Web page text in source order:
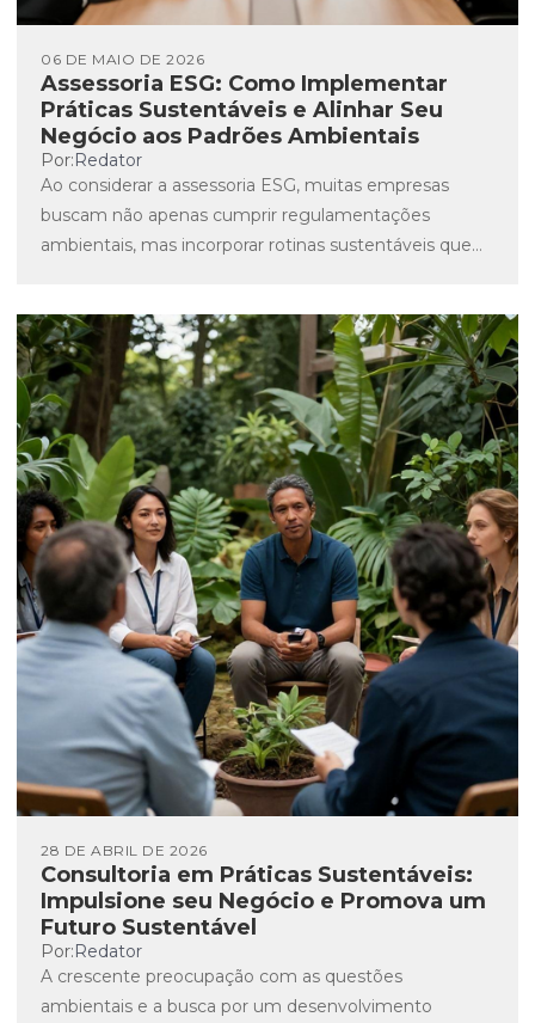
Assessoria ESG: Como Implementar
Práticas Sustentáveis e Alinhar Seu
Negócio aos Padrões Ambientais
06 DE MAIO DE 2026
Por:Redator
Ao considerar a assessoria ESG, muitas empresas
buscam não apenas cumprir regulamentações
ambientais, mas incorporar rotinas sustentáveis que
Consultoria em Práticas Sustentáveis:
Impulsione seu Negócio e Promova um
Futuro Sustentável
28 DE ABRIL DE 2026
Por:Redator
A crescente preocupação com as questões
ambientais e a busca por um desenvolvimento